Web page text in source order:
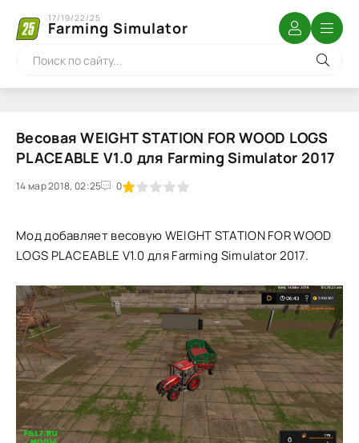
Farming Simulator
17/19/22/25
Весовая WEIGHT STATION FOR WOOD LOGS
PLACEABLE V1.0 для Farming Simulator 2017
14 мар 2018, 02:25 0
1 2 3 4 5
Мод добавляет весовую WEIGHT STATION FOR WOOD
LOGS PLACEABLE V1.0 для Farming Simulator 2017.